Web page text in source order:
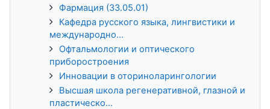
Фармация (33.05.01)
Кафедра русского языка, лингвистики и
международно...
Офтальмологии и оптического
приборостроения
Инновации в оториноларингологии
Высшая школа регенеративной, глазной и
пластическо...